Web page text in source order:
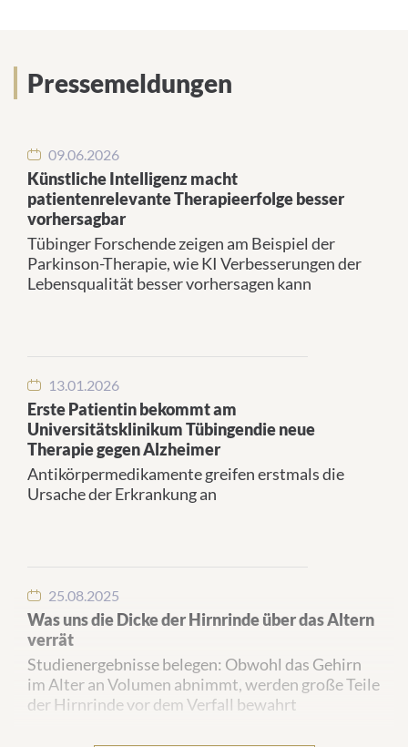
Aktuelles
Pressemeldungen
09.06.2026
Künstliche Intelligenz macht
patientenrelevante Therapieerfolge besser
vorhersagbar
Tübinger Forschende zeigen am Beispiel der
Parkinson-Therapie, wie KI Verbesserungen der
Lebensqualität besser vorhersagen kann
13.01.2026
Erste Patientin bekommt am
Universitätsklinikum Tübingendie neue
Therapie gegen Alzheimer
Antikörpermedikamente greifen erstmals die
Ursache der Erkrankung an
25.08.2025
Was uns die Dicke der Hirnrinde über das Altern
verrät
Studienergebnisse belegen: Obwohl das Gehirn
im Alter an Volumen abnimmt, werden große Teile
der Hirnrinde vor dem Verfall bewahrt